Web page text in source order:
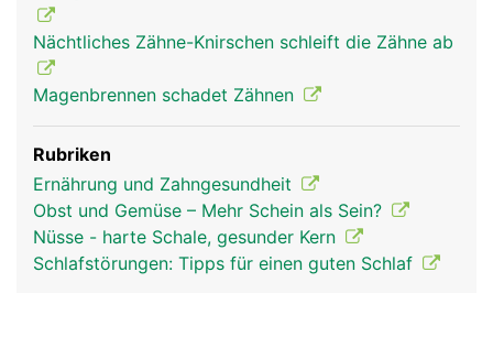
Nächtliches Zähne-Knirschen schleift die Zähne ab
Magenbrennen schadet Zähnen
Rubriken
Ernährung und Zahngesundheit
Obst und Gemüse – Mehr Schein als Sein?
Nüsse - harte Schale, gesunder Kern
Schlafstörungen: Tipps für einen guten Schlaf